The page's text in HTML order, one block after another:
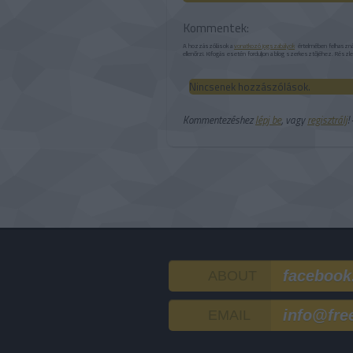
Kommentek:
A hozzászólások avonatkozó jogszabályok értelmében
ellenőrzi. Kifogás esetén forduljon a blog szerkesztőjéhez.
Nincsenek hozzászólások.
Kommentezéshezlépj be, vagyregisztrálj!